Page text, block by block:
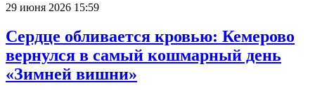
29 июня 2026 15:59
Сердце обливается кровью: Кемерово
вернулся в самый кошмарный день
«Зимней вишни»